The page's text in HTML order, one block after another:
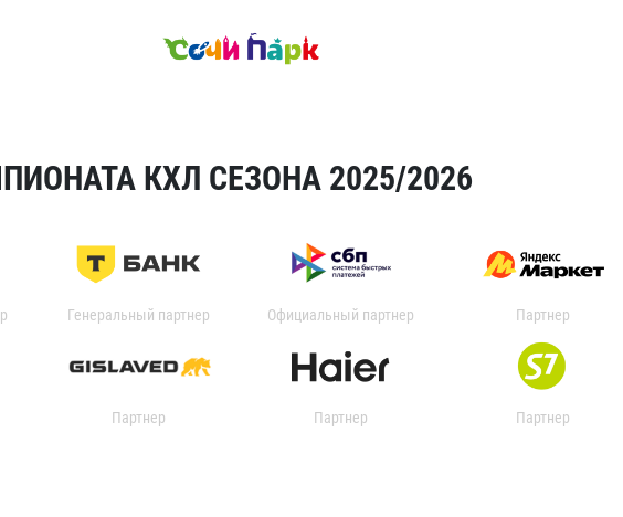
КХЛ СЕЗОНА 2025/2026
Генеральный партнер Официальный партнер Партнер
Партнер Партнер Партнер